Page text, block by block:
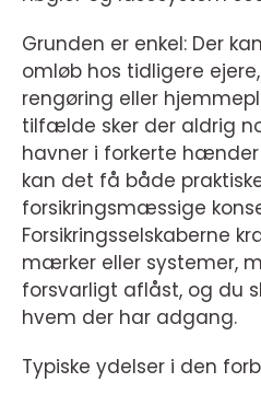
Grunden er enkel: Der
omløb hos tidligere
rengøring eller
tilfælde sker der aldrig
havner i forkerte
kan det få både
forsikringsmæssige
Forsikringsselskaberne
mærker eller systemer,
forsvarligt aflåst, og du
hvem der har adgang.
Typiske ydelser i den